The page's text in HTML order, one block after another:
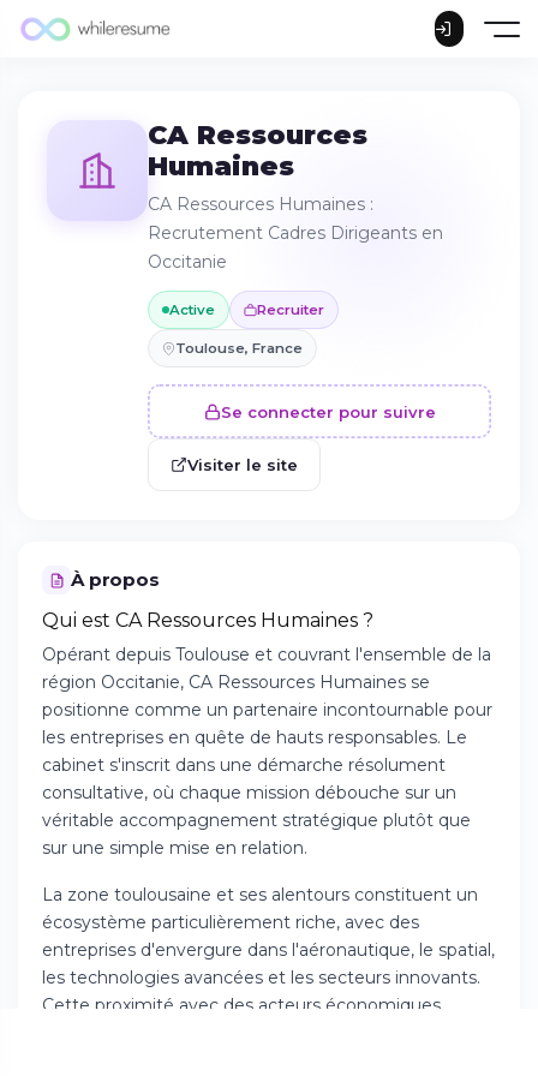
CA Ressources
Humaines
CA Ressources Humaines :
Recrutement Cadres Dirigeants en
Occitanie
Active Recruiter
Toulouse, France
Se connecter pour suivre
Visiter le site
À propos
Qui est CA Ressources Humaines ?
Opérant depuis Toulouse et couvrant l'ensemble de la
région Occitanie, CA Ressources Humaines se
positionne comme un partenaire incontournable pour
les entreprises en quête de hauts responsables. Le
cabinet s'inscrit dans une démarche résolument
consultative, où chaque mission débouche sur un
véritable accompagnement stratégique plutôt que
sur une simple mise en relation.
La zone toulousaine et ses alentours constituent un
écosystème particulièrement riche, avec des
entreprises d'envergure dans l'aéronautique, le spatial,
les technologies avancées et les secteurs innovants.
Cette proximité avec des acteurs économiques